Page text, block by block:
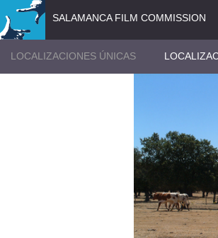
SALAMANCA FILM COMMISSION
LOCALIZACIONES ÚNICAS